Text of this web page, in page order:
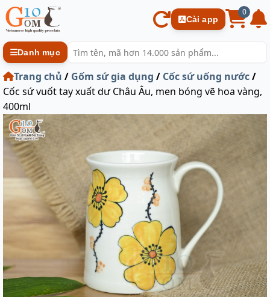
Cài app
0
Danh mục
Trang chủ / Gốm sứ gia dụng / Cốc sứ uống nước/
Cốc sứ vuốt tay xuất dư Châu Âu, men bóng vẽ hoa vàng,
400ml